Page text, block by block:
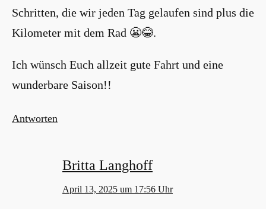
Schritten, die wir jeden Tag gelaufen sind plus die
Kilometer mit dem Rad 😬😂.
Ich wünsch Euch allzeit gute Fahrt und eine
wunderbare Saison!!
Antworten
Britta Langhoff
April 13, 2025 um 17:56 Uhr